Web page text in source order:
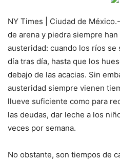
NY Times | Ciudad de
de arena y piedra siempre
austeridad: cuando los ríos se
día tras día, hasta que los
debajo de las acacias. Sin
austeridad siempre vienen
llueve suficiente como para
las deudas, dar leche a los
veces por semana.
No obstante, son tiempos de